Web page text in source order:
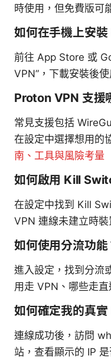
時使用，但免費版可
如何在手機上安
前往 App Store 或
VPN”，下載安裝後
Proton VPN 支援
常見支援包括
在設定中選擇想用的
南、工具與風險考量
如何啟用 Kill
在設定中找到 Kill
VPN 連線未建立時裝
如何使用分流功能
進入設定，找到分流
用走 VPN、哪些走直
如何確定我的真實
連線成功後，訪問
站，查看顯示的 IP